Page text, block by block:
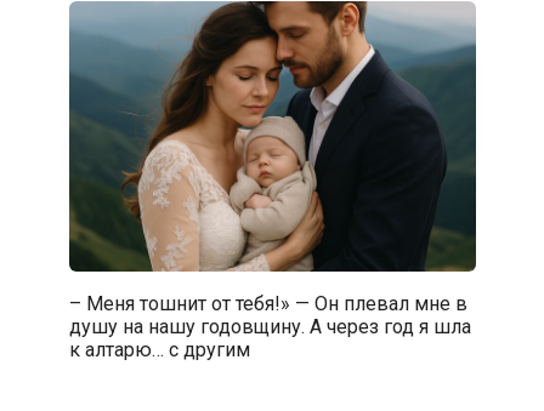
– Меня тошнит от тебя!» — Он плевал мне в
душу на нашу годовщину. А через год я шла
к алтарю… с другим